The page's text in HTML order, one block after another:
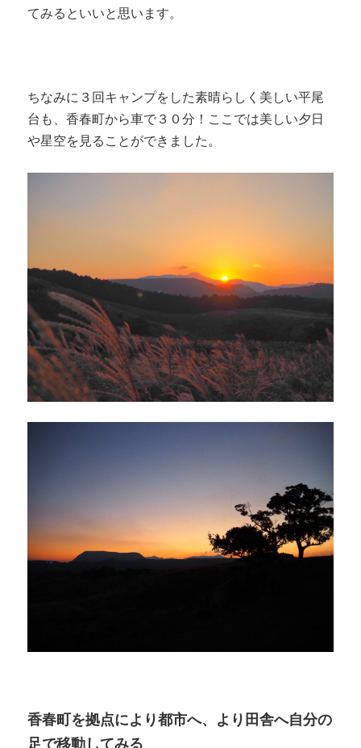
てみるといいと思います。
ちなみに３回キャンプをした素晴らしく美しい平尾
台も、香春町から車で３０分！ここでは美しい夕日
や星空を見ることができました。
香春町を拠点により都市へ、より田舎へ自分の
足で移動してみる